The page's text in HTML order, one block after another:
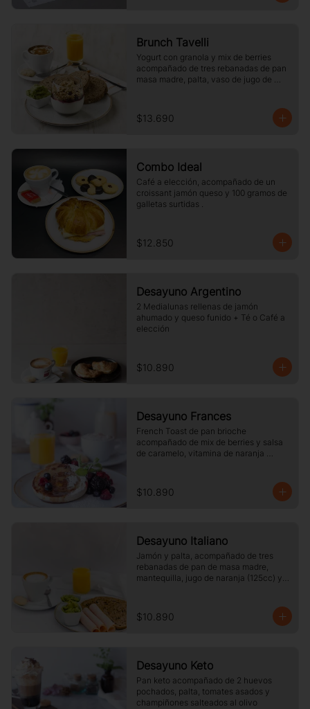
Brunch Tavelli
Yogurt con granola y mix de berries
acompañado de tres rebanadas de pan
masa madre, palta, vaso de jugo de
$13.690
Combo Ideal
Café a elección, acompañado de un
croissant jamón queso y 100 gramos de
galletas surtidas .
$12.850
Desayuno Argentino
2 Medialunas rellenas de jamón
ahumado y queso funido + Té o Café a
elección
$10.890
Desayuno Frances
French Toast de pan brioche
acompañado de mix de berries y salsa
de caramelo, vitamina de naranja
$10.890
Desayuno Italiano
Jamón y palta, acompañado de tres
rebanadas de pan de masa madre,
mantequilla, jugo de naranja (125cc) y
$10.890
Desayuno Keto
Pan keto acompañado de 2 huevos
pochados, palta, tomates asados y
champiñones salteados al olivo